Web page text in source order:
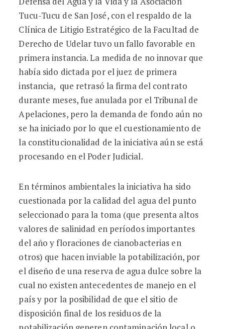
Tucu-Tucu de San José, con el respaldo de la
Clínica de Litigio Estratégico de la Facultad de
Derecho de Udelar tuvo un fallo favorable en
primera instancia. La medida de no innovar que
había sido dictada por el juez de primera
instancia, que retrasó la firma del contrato
durante meses, fue anulada por el Tribunal de
Apelaciones, pero la demanda de fondo aún no
se ha iniciado por lo que el cuestionamiento de
la constitucionalidad de la iniciativa aún se está
procesando en el Poder Judicial.
En términos ambientales la iniciativa ha sido
cuestionada por la calidad del agua del punto
seleccionado para la toma (que presenta altos
valores de salinidad en períodos importantes
del año y floraciones de cianobacterias en
otros) que hacen inviable la potabilización, por
el diseño de una reserva de agua dulce sobre la
cual no existen antecedentes de manejo en el
país y por la posibilidad de que el sitio de
disposición final de los residuos de la